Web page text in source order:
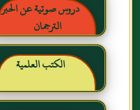
دروس صوتية عن الحبر
الترجمان
الكتب العلمية